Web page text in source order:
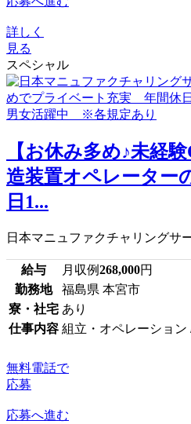
詳しく
見る
スペシャル
【お休み多め♪未経
造装置オペレーター
日1...
日本マニュファクチャリングサ
給与 月収例268,000円
勤務地
福島県 本宮市
寮・社宅 あり
仕事内容 組立・オペレーション
無料電話で
応募
応募へ進む